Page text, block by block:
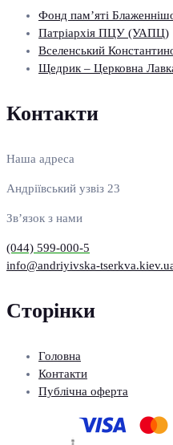
Фонд пам’яті
Патріархія ПЦУ (УАПЦ)
Вселенський
Щедрик – Церковна
Контакти
Наша адреса
Андріївський узвіз 23
Зв’язок з нами
(044) 599-000-5
info@andriyivska-
Сторінки
Головна
Контакти
Публічна оферта